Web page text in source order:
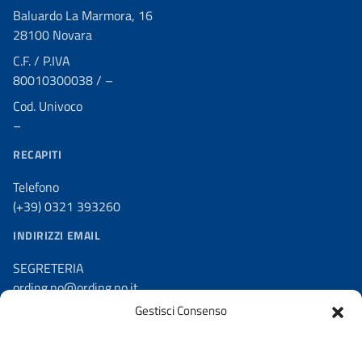
Gestisci Consenso
Baluardo La Marmora, 16
28100 Novara
C.F. / P.IVA
80010300038 / –
Cod. Univoco
–
RECAPITI
Telefono
(+39) 0321 393260
INDIRIZZI EMAIL
SEGRETERIA
ording.no@ording.no.it